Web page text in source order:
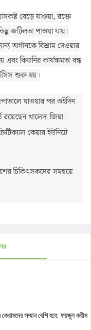
বেড়ে যাওয়া, রক্তে
জটিলতা পাওয়া যায়।
অর্গানকে বিশ্রাম দেওয়ার
এবং কিডনির কার্যক্ষমতা বন্ধ
শুরু হয়।
যাওয়ার পর ওইদিন
রয়েছেন খালেদা জিয়া।
কেয়ার ইউনিটে
চিকিৎসকদের সমন্বয়ে
সম্মান বেশি হবে: ফয়জুল করীম